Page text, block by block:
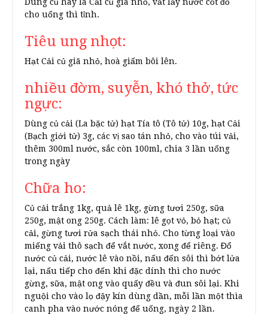
cho uống thì tỉnh.
Tiêu ung nhọt:
Hạt Cải củ giã nhỏ, hoà giấm bôi lên.
nhiều đờm, suyễn, khó thở, tức
ngực:
Dùng củ cải (La bặc tử) hạt Tía tô (Tô tử) 10g, hạt Cải
(Bạch giới tử) 3g, các vị sao tán nhỏ, cho vào túi vải,
thêm 300ml nước, sắc còn 100ml, chia 3 lần uống
trong ngày
Chữa ho:
Củ cải trắng 1kg, quả lê 1kg, gừng tươi 250g, sữa
250g, mật ong 250g. Cách làm: lê gọt vỏ, bỏ hạt; củ
cải, gừng tươi rửa sạch thái nhỏ. Cho từng loại vào
miếng vải thô sạch để vắt nước, xong để riêng. Đổ
nước củ cải, nước lê vào nồi, nấu đến sôi thì bớt lửa
lại, nấu tiếp cho đến khi đặc dính thì cho nước
gừng, sữa, mật ong vào quấy đều và đun sôi lại. Khi
nguội cho vào lọ đậy kín dùng dần, mỗi lần một thìa
canh pha vào nước nóng để uống, ngày 2 lần.